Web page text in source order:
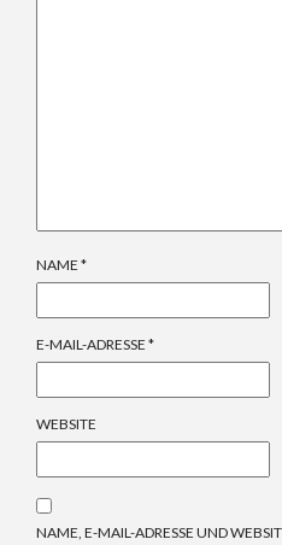
NAME *
E-MAIL-ADRESSE *
WEBSITE
NAME, E-MAIL-ADRESSE UND